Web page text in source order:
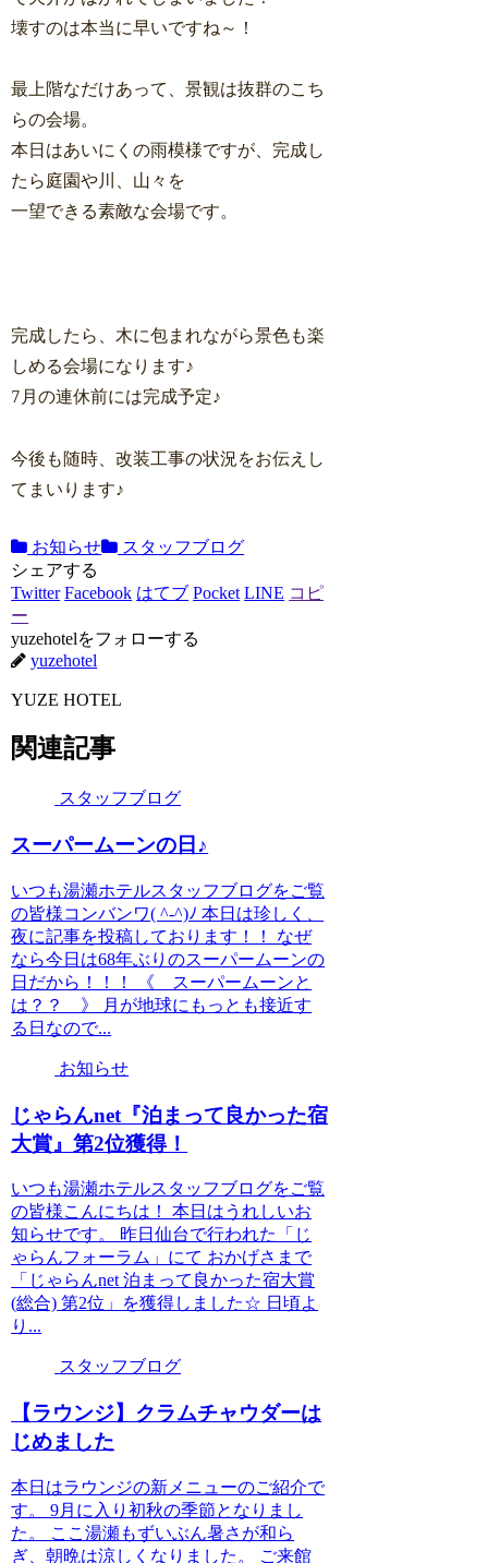
壊すのは本当に早いですね～！
最上階なだけあって、景観は抜群のこち
らの会場。
本日はあいにくの雨模様ですが、完成し
たら庭園や川、山々を
一望できる素敵な会場です。
完成したら、木に包まれながら景色も楽
しめる会場になります♪
7月の連休前には完成予定♪
今後も随時、改装工事の状況をお伝えし
てまいります♪
お知らせ
スタッフブログ
シェアする
Twitter Facebook はてブ Pocket LINE コピ
ー
yuzehotelをフォローする
yuzehotel
YUZE HOTEL
関連記事
スタッフブログ
スーパームーンの日♪
いつも湯瀬ホテルスタッフブログをご覧
の皆様コンバンワ( ^-^)ﾉ 本日は珍しく、
夜に記事を投稿しております！！ なぜ
なら今日は68年ぶりのスーパームーンの
日だから！！！ 《 スーパームーンと
は？？ 》 月が地球にもっとも接近す
る日なので...
お知らせ
じゃらんnet『泊まって良かった宿
大賞』第2位獲得！
いつも湯瀬ホテルスタッフブログをご覧
の皆様こんにちは！ 本日はうれしいお
知らせです。 昨日仙台で行われた「じ
ゃらんフォーラム」にて おかげさまで
「じゃらんnet 泊まって良かった宿大賞
(総合) 第2位」を獲得しました☆ 日頃よ
り...
スタッフブログ
【ラウンジ】クラムチャウダーは
じめました
本日はラウンジの新メニューのご紹介で
す。 9月に入り初秋の季節となりまし
た。 ここ湯瀬もずいぶん暑さが和ら
ぎ、朝晩は涼しくなりました。 ご来館